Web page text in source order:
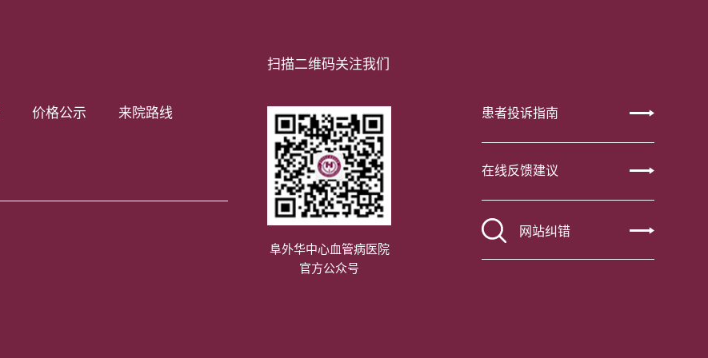
价格公示 来院路线
扫描二维码关注我们
阜外华中心血管病医院
官方公众号
患者投诉指南
在线反馈建议
网站纠错